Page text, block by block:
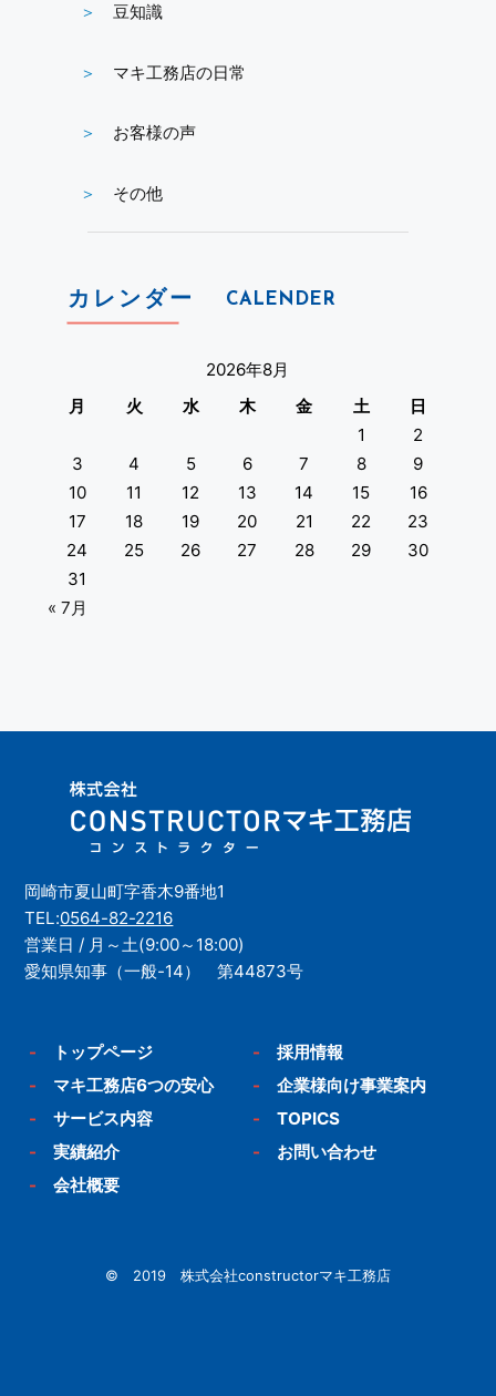
豆知識
マキ工務店の日常
お客様の声
その他
カレンダー CALENDER
2026年8月
月
火 水 木 金 土
日
1
2
3
4 5 6 7 8
9
10
11 12 13 14 15
16
17
18 19 20 21 22
23
24
25 26 27 28 29
30
31
« 7月
岡崎市夏山町字香木9番地1
TEL:0564-82-2216
営業日 / 月～土(9:00～18:00)
愛知県知事（一般-14） 第44873号
-
トップページ
-
マキ工務店6つの安心
-
サービス内容
-
実績紹介
-
会社概要
-
採用情報
-
企業様向け事業案内
-
TOPICS
-
お問い合わせ
© 2019 株式会社constructorマキ工務店